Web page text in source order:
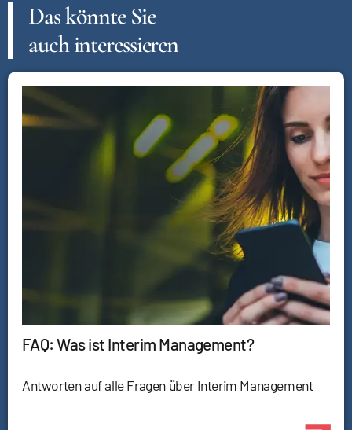
Das könnte Sie
auch interessieren
FAQ: Was ist Interim Management?
Antworten auf alle Fragen über Interim Management